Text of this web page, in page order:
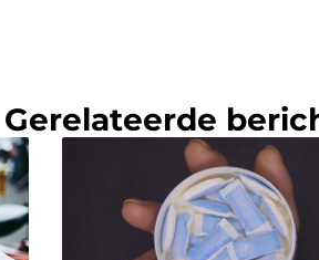
Gerelateerde